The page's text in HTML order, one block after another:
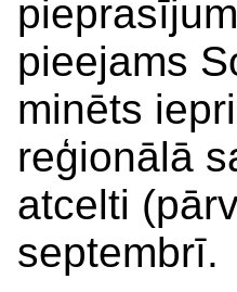
pieejams
minēts
reģionālā
atcelti
septembrī.